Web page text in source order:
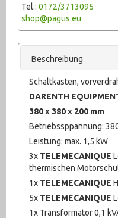
Recycling (1)
sonstige Maschinen (71)
Sonstiges (2384)
Textilbearbeitung (10)
Ventile (708)
Werkstattausrüstung
Werkzeug (678)
Tel.: 0172/3713095
shop@pagus.eu
Beschreibung
Schaltkasten,
DARENTH
380 x 380 x 200 mm
Betriebssppannung:
Leistung: max. 1,5 kW
3x TELEMECANIQUE
thermischen
1x TELEMECANIQUE
5x TELEMECANIQUE
1x Transformator 0,1